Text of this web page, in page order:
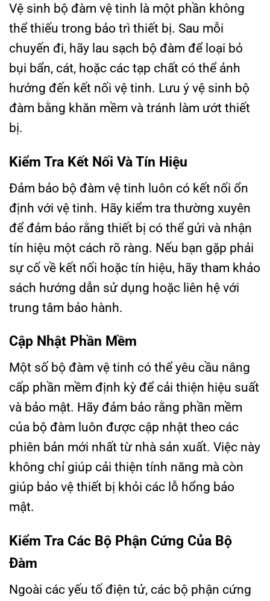
Vệ sinh bộ đàm vệ tinh là một phần không
thể thiếu trong bảo trì thiết bị. Sau mỗi
chuyến đi, hãy lau sạch bộ đàm để loại bỏ
bụi bẩn, cát, hoặc các tạp chất có thể ảnh
hưởng đến kết nối vệ tinh. Lưu ý vệ sinh bộ
đàm bằng khăn mềm và tránh làm ướt thiết
bị.
Kiểm Tra Kết Nối Và Tín Hiệu
Đảm bảo bộ đàm vệ tinh luôn có kết nối ổn
định với vệ tinh. Hãy kiểm tra thường xuyên
để đảm bảo rằng thiết bị có thể gửi và nhận
tín hiệu một cách rõ ràng. Nếu bạn gặp phải
sự cố về kết nối hoặc tín hiệu, hãy tham khảo
sách hướng dẫn sử dụng hoặc liên hệ với
trung tâm bảo hành.
Cập Nhật Phần Mềm
Một số bộ đàm vệ tinh có thể yêu cầu nâng
cấp phần mềm định kỳ để cải thiện hiệu suất
và bảo mật. Hãy đảm bảo rằng phần mềm
của bộ đàm luôn được cập nhật theo các
phiên bản mới nhất từ nhà sản xuất. Việc này
không chỉ giúp cải thiện tính năng mà còn
giúp bảo vệ thiết bị khỏi các lỗ hổng bảo
mật.
Kiểm Tra Các Bộ Phận Cứng Của Bộ
Đàm
Ngoài các yếu tố điện tử, các bộ phận cứng